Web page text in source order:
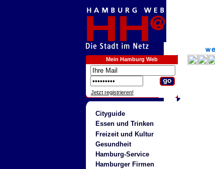
Mein Hamburg Web
Jetzt registrieren!
Cityguide
Essen und Trinken
Freizeit und Kultur
Gesundheit
Hamburg-Service
Hamburger Firmen